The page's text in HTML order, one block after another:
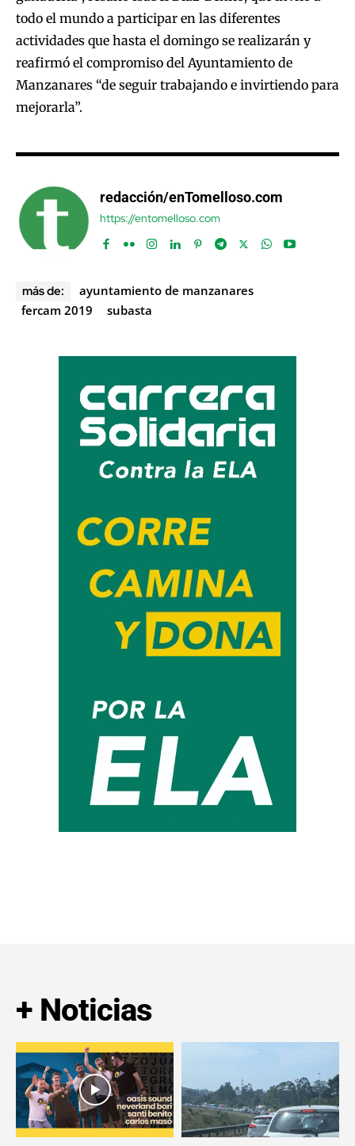
todo el mundo a participar en las diferentes
actividades que hasta el domingo se realizarán y
reafirmó el compromiso del Ayuntamiento de
Manzanares “de seguir trabajando e invirtiendo para
mejorarla”.
redacción/enTomelloso.com
https://entomelloso.com
más de:
ayuntamiento de manzanares
fercam 2019
subasta
+ Noticias